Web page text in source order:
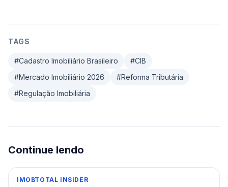
TAGS
#Cadastro Imobiliário Brasileiro #CIB
#Mercado Imobiliário 2026 #Reforma Tributária
#Regulação Imobiliária
Continue lendo
IMOBTOTAL INSIDER